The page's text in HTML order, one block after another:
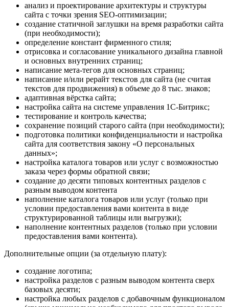
анализ и проектирование архитектуры и структуры
сайта с точки зрения SEO-оптимизации;
создание статичной заглушки на время разработки сайта
(при необходимости);
определение констант фирменного стиля;
отрисовка и согласование уникального дизайна главной
и основных внутренних страниц;
написание мета-тегов для основных страниц;
написание и/или рерайт текстов для сайта (не считая
текстов для продвижения) в объеме до 8 тыс. знаков;
адаптивная вёрстка сайта;
настройка сайта на системе управления 1С-Битрикс;
тестирование и контроль качества;
сохранение позиций старого сайта (при необходимости);
подготовка политики конфиденциальности и настройка
сайта для соответствия закону «О персональных
данных»;
настройка каталога товаров или услуг с возможностью
заказа через формы обратной связи;
создание до десяти типовых контентных разделов с
разным выводом контента
наполнение каталога товаров или услуг (только при
условии предоставления вами контента в виде
структурированной таблицы или выгрузки);
наполнение контентных разделов (только при условии
предоставления вами контента).
Дополнительные опции (за отдельную плату):
создание логотипа;
настройка разделов с разным выводом контента сверх
базовых десяти;
настройка любых разделов с добавочным функционалом